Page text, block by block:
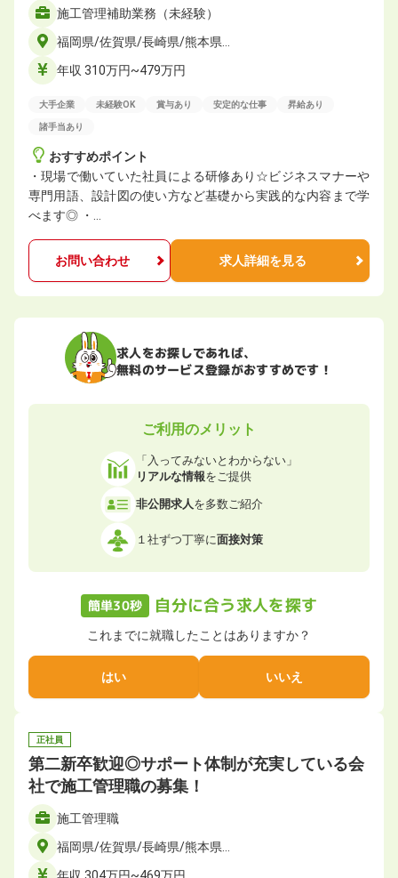
施工管理補助業務（未経験）
福岡県/佐賀県/長崎県/熊本県…
年収 310万円~479万円
大手企業 未経験OK 賞与あり 安定的な仕事 昇給あり
諸手当あり
おすすめポイント
・現場で働いていた社員による研修あり☆ビジネスマナーや
専門用語、設計図の使い方など基礎から実践的な内容まで学
べます◎ ・…
お問い合わせ 求人詳細を見る
求人をお探しであれば、
無料のサービス登録がおすすめです！
ご利用のメリット
「入ってみないとわからない」
リアルな情報をご提供
非公開求人を多数ご紹介
１社ずつ丁寧に面接対策
簡単30秒 自分に合う求人を探す
これまでに就職したことはありますか？
はい いいえ
正社員
第二新卒歓迎◎サポート体制が充実している会
社で施工管理職の募集！
施工管理職
福岡県/佐賀県/長崎県/熊本県…